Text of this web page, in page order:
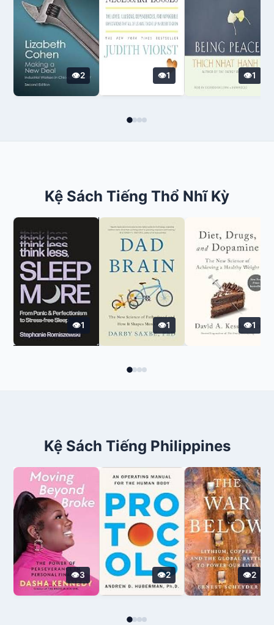
2 1 1
Kệ Sách Tiếng Thổ Nhĩ Kỳ
1 1 1
Kệ Sách Tiếng Philippines
3 2 2